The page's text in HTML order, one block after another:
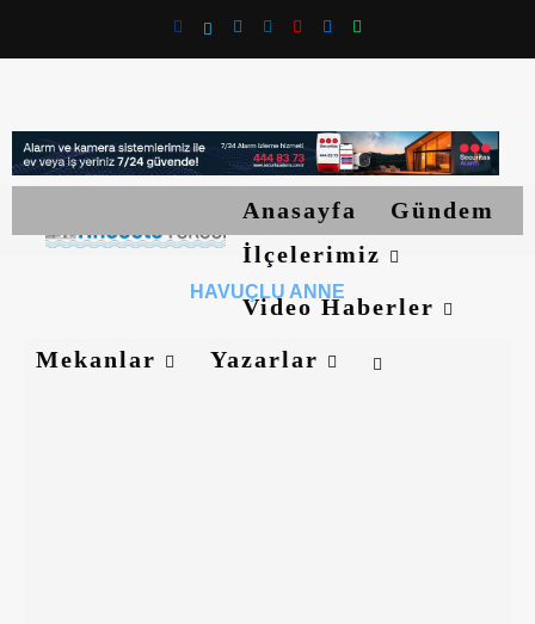
Anasayfa
Gündem
İlçelerimiz
Video Haberler
Mekanlar
Yazarlar
HAVUÇLU ANNE